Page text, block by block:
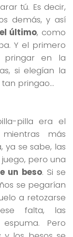
tú. Es decir,
demás, y así
último, como
Y el primero
pringar en la
si elegían la
pringao…
pilla era el
más
ya se sabe, las
pero una
un beso. Si se
se pegarían
a retozarse
falta, las
Pero